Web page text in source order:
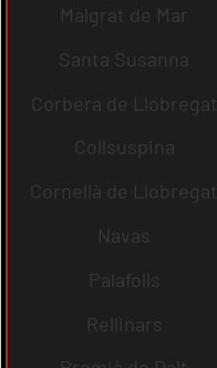
Malgrat de Mar
Santa Susanna
Corbera de Llobregat
Collsuspina
Cornellà de Llobregat
Navas
Palafolls
Rellinars